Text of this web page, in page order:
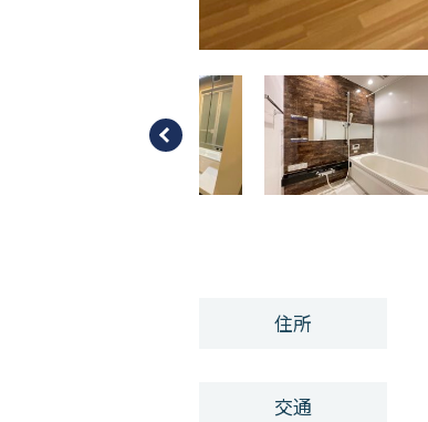
住所
交通